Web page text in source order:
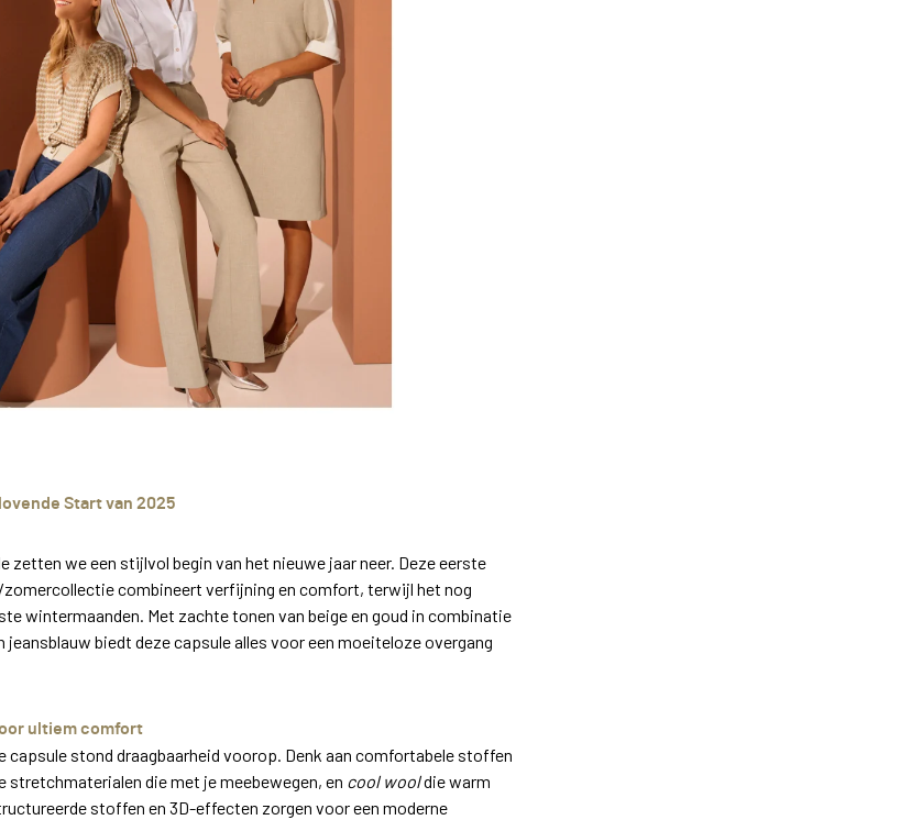
Start van 2025
zetten we een stijlvol begin van het nieuwe jaar neer. Deze eerste
combineert verfijning en comfort, terwijl het nog
wintermaanden. Met zachte tonen van beige en goud in combinatie
biedt deze capsule alles voor een moeiteloze overgang
ultiem comfort
capsule stond draagbaarheid voorop. Denk aan comfortabele stoffen
stretchmaterialen die met je meebewegen, en cool wooldie warm
stoffen en 3D-effecten zorgen voor een moderne